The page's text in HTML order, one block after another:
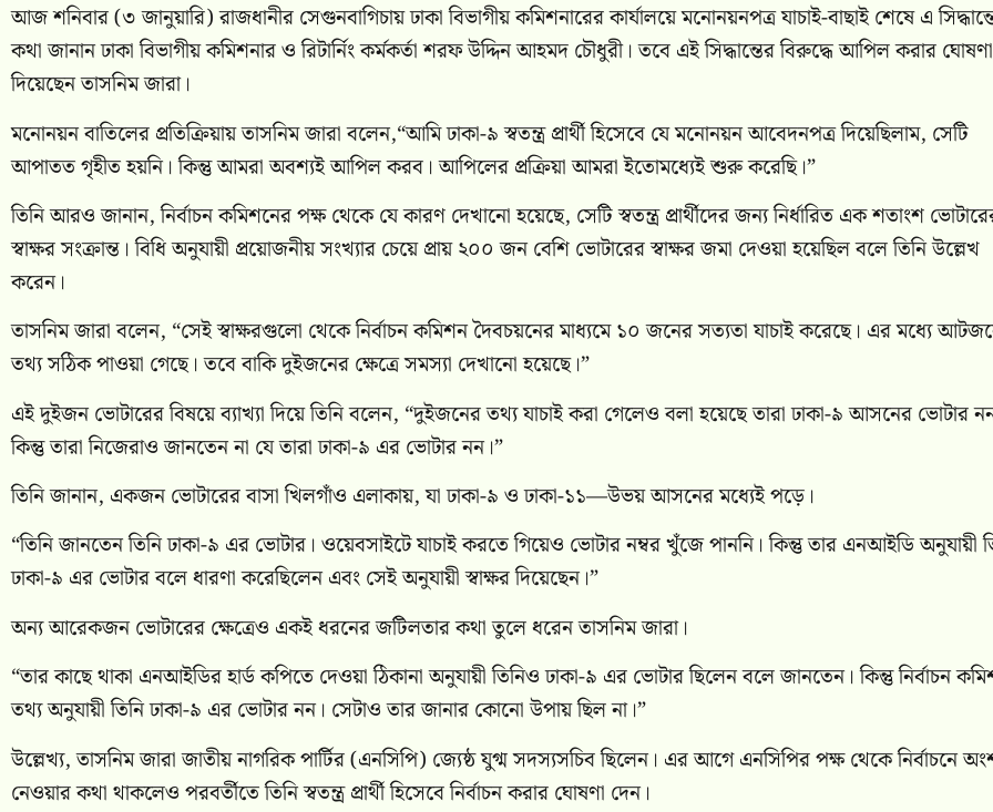
আজ শনিবার (৩ জানুয়ারি) রাজধানীর সেগুনবাগিচায় ঢাকা বিভাগীয় কমিশনারের কার্যালয়ে মনোনয়নপত্র যাচাই-বাছাই শেষে এ
কথা জানান ঢাকা বিভাগীয় কমিশনার ও রিটার্নিং কর্মকর্তা শরফ উদ্দিন আহমদ চৌধুরী। তবে এই সিদ্ধান্তের বিরুদ্ধে আপিল করার ঘোষণা
দিয়েছেন তাসনিম জারা।
মনোনয়ন বাতিলের প্রতিক্রিয়ায় তাসনিম জারা বলেন,“আমি ঢাকা-৯ স্বতন্ত্র প্রার্থী হিসেবে যে মনোনয়ন আবেদনপত্র দিয়েছিলাম, সেটি
আপাতত গৃহীত হয়নি। কিন্তু আমরা অবশ্যই আপিল করব। আপিলের প্রক্রিয়া আমরা ইতোমধ্যেই শুরু করেছি।”
তিনি আরও জানান, নির্বাচন কমিশনের পক্ষ থেকে যে কারণ দেখানো হয়েছে, সেটি স্বতন্ত্র প্রার্থীদের জন্য নির্ধারিত এক শতাংশ
স্বাক্ষর সংক্রান্ত। বিধি অনুযায়ী প্রয়োজনীয় সংখ্যার চেয়ে প্রায় ২০০ জন বেশি ভোটারের স্বাক্ষর জমা দেওয়া হয়েছিল বলে তিনি উল্লেখ
করেন।
তাসনিম জারা বলেন, “সেই স্বাক্ষরগুলো থেকে নির্বাচন কমিশন দৈবচয়নের মাধ্যমে ১০ জনের সত্যতা যাচাই করেছে। এর মধ্যে
তথ্য সঠিক পাওয়া গেছে। তবে বাকি দুইজনের ক্ষেত্রে সমস্যা দেখানো হয়েছে।”
এই দুইজন ভোটারের বিষয়ে ব্যাখ্যা দিয়ে তিনি বলেন, “দুইজনের তথ্য যাচাই করা গেলেও বলা হয়েছে তারা ঢাকা-৯ আসনের ভোটার
কিন্তু তারা নিজেরাও জানতেন না যে তারা ঢাকা-৯ এর ভোটার নন।”
তিনি জানান, একজন ভোটারের বাসা খিলগাঁও এলাকায়, যা ঢাকা-৯ ও ঢাকা-১১—উভয় আসনের মধ্যেই পড়ে।
“তিনি জানতেন তিনি ঢাকা-৯ এর ভোটার। ওয়েবসাইটে যাচাই করতে গিয়েও ভোটার নম্বর খুঁজে পাননি। কিন্তু তার এনআইডি অনুযায়ী
ঢাকা-৯ এর ভোটার বলে ধারণা করেছিলেন এবং সেই অনুযায়ী স্বাক্ষর দিয়েছেন।”
অন্য আরেকজন ভোটারের ক্ষেত্রেও একই ধরনের জটিলতার কথা তুলে ধরেন তাসনিম জারা।
“তার কাছে থাকা এনআইডির হার্ড কপিতে দেওয়া ঠিকানা অনুযায়ী তিনিও ঢাকা-৯ এর ভোটার ছিলেন বলে জানতেন। কিন্তু নির্বাচন
তথ্য অনুযায়ী তিনি ঢাকা-৯ এর ভোটার নন। সেটাও তার জানার কোনো উপায় ছিল না।”
উল্লেখ্য, তাসনিম জারা জাতীয় নাগরিক পার্টির (এনসিপি) জ্যেষ্ঠ যুগ্ম সদস্যসচিব ছিলেন। এর আগে এনসিপির পক্ষ থেকে নির্বাচনে
নেওয়ার কথা থাকলেও পরবর্তীতে তিনি স্বতন্ত্র প্রার্থী হিসেবে নির্বাচন করার ঘোষণা দেন।